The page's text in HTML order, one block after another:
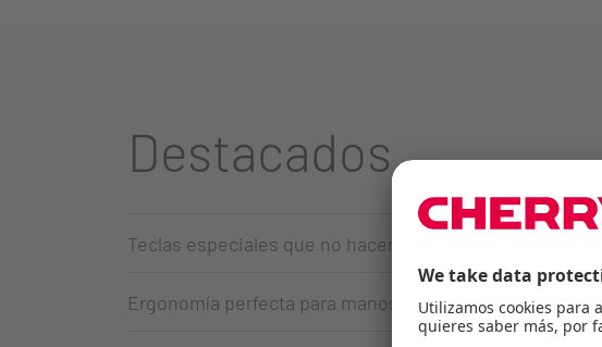
Destacados
Teclas especiales que no hacen “clic”, ideales para
Ergonomía perfecta para manos grandes y pequeñas